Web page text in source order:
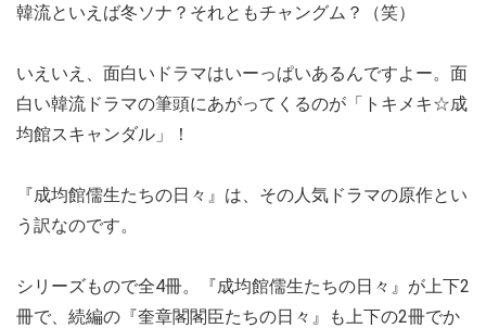
韓流といえば冬ソナ？それともチャングム？（笑）
いえいえ、面白いドラマはいーっぱいあるんですよー。面
白い韓流ドラマの筆頭にあがってくるのが「トキメキ☆成
均館スキャンダル」！
『成均館儒生たちの日々』は、その人気ドラマの原作とい
う訳なのです。
シリーズもので全4冊。『成均館儒生たちの日々』が上下2
冊で、続編の『奎章閣閣臣たちの日々』も上下の2冊でか